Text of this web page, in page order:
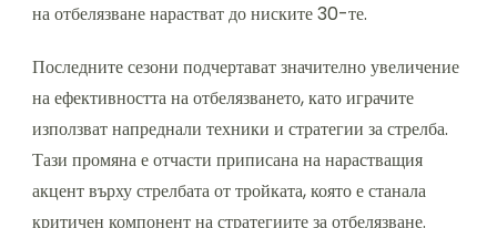
на отбелязване нарастват до ниските 30-те.
Последните сезони подчертават значително увеличение
на ефективността на отбелязването, като играчите
използват напреднали техники и стратегии за стрелба.
Тази промяна е отчасти приписана на нарастващия
акцент върху стрелбата от тройката, която е станала
критичен компонент на стратегиите за отбелязване.